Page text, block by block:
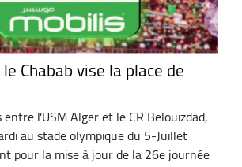
Chabab vise la place de
l'USM Alger et le CR Belouizdad,
au stade olympique du 5-Juillet
pour la mise à jour de la 26e journée